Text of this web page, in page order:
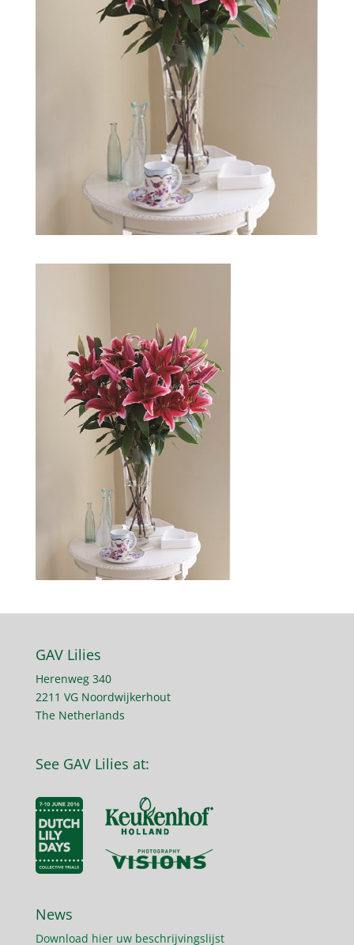
GAV Lilies
Herenweg 340
2211 VG Noordwijkerhout
The Netherlands
See GAV Lilies at:
News
Download hier uw beschrijvingslijst